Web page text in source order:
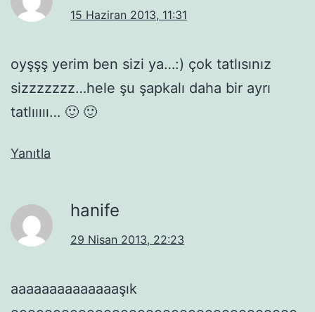
15 Haziran 2013, 11:31
oyşşş yerim ben sizi ya…:) çok tatlısınız
sizzzzzzz…hele şu şapkalı daha bir ayrı
tatlııııı… 🙂 🙂
Yanıtla
hanife
29 Nisan 2013, 22:23
aaaaaaaaaaaaaaşık